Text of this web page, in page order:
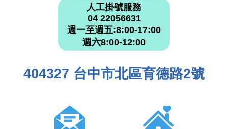
人工掛號服務
04 22056631
週一至週五:8:00-17:00
週六8:00-12:00
404327 台中市北區育德路2號